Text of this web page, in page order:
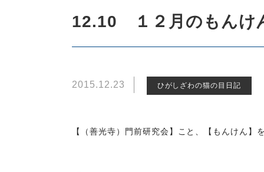
12.10 １２月のもんけ
2015.12.23 ひがしざわの猫の目日記
【（善光寺）門前研究会】こと、【もんけん】